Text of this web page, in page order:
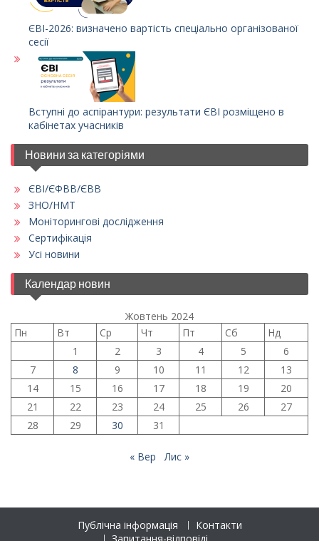
ЄВІ-2026: визначено вартість спеціально організованої
сесії
Вступні до аспірантури: результати ЄВІ розміщено в
кабінетах учасників
Новини за категоріями
ЄВІ/ЄФВВ/ЄВВ
ЗНО/НМТ
Моніторингові дослідження
Сертифікація
Усі новини
Календар новин
Жовтень 2024
Пн
Вт Ср Чт Пт Сб
Нд
1
2 3 4 5
6
7
8 9 10 11 12
13
14
15 16 17 18 19
20
21
22 23 24 25 26
27
28
29 30 31
« Вер Лис »
Публічна інформація
Контакти